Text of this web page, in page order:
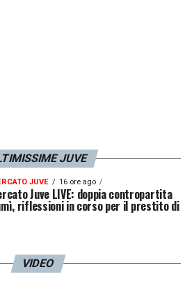
JUVE
JUVE 16 ore ago
Juve LIVE: doppia contropartita
riflessioni in corso per il prestito di
VIDEO